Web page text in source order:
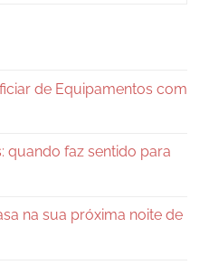
de Equipamentos com
quando faz sentido para
na sua próxima noite de